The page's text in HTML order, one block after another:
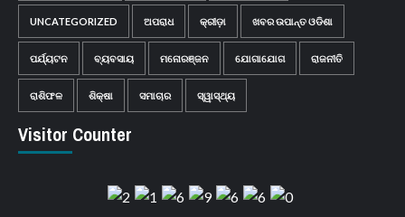
UNCATEGORIZED ଅପରାଧ କ୍ରୀଡ଼ା ଖବର ଉପାନ୍ତ ଓଡିଶା
ପର୍ଯ୍ୟଟନ ବ୍ୟବସାୟ ମନୋରଞ୍ଜନ ଯୋଗାଯୋଗ ରାଜନୀତି
ରାଶିଫଳ ଶିକ୍ଷା ସମାଚାର ସ୍ୱାସ୍ଥ୍ୟ
Visitor Counter